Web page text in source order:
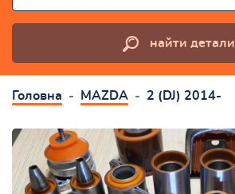
найти детали
Головна MAZDA 2 (DJ) 2014-